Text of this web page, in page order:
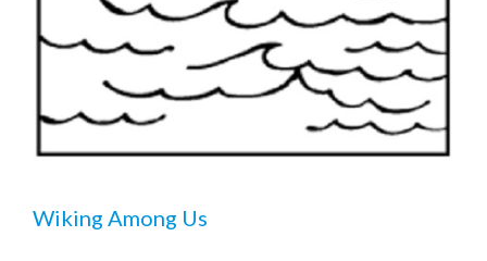
Wiking Among Us